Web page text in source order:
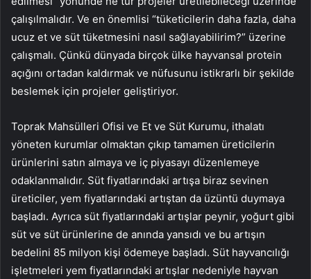
çalışılmalıdır. Ve en önemlisi “tüketicilerin daha fazla, daha
ucuz et ve süt tüketmesini nasıl sağlayabilirim?” üzerine
çalışmalı. Çünkü dünyada birçok ülke hayvansal protein
açığını ortadan kaldırmak ve nüfusunu istikrarlı bir şekilde
beslemek için projeler geliştiriyor.
Toprak Mahsülleri Ofisi ve Et ve Süt Kurumu, ithalatı
yöneten kurumlar olmaktan çıkıp tamamen üreticilerin
ürünlerini satın almaya ve iç piyasayı düzenlemeye
odaklanmalıdır. Süt fiyatlarındaki artışa biraz sevinen
üreticiler, yem fiyatlarındaki artıştan da üzüntü duymaya
başladı. Ayrıca süt fiyatlarındaki artışlar peynir, yoğurt gibi
süt ve süt ürünlerine de anında yansıdı ve bu artışın
bedelini 85 milyon kişi ödemeye başladı. Süt hayvancılığı
işletmeleri yem fiyatlarındaki artışlar nedeniyle hayvan